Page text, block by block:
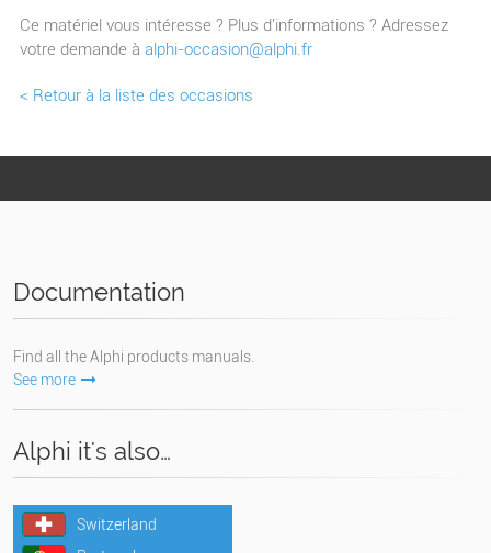
Ce matériel vous intéresse ? Plus d'informations ? Adressez
votre demande à alphi-occasion@alphi.fr
< Retour à la liste des occasions
Documentation
Find all the Alphi products manuals.
See more
Alphi it's also…
Switzerland